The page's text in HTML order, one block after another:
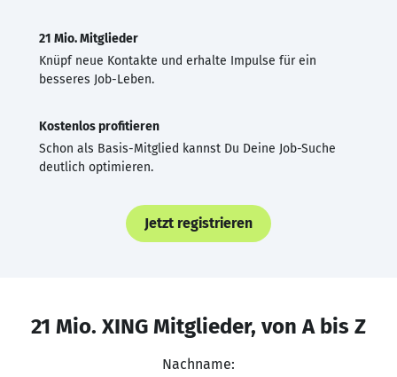
21 Mio. Mitglieder
Knüpf neue Kontakte und erhalte Impulse für ein
besseres Job-Leben.
Kostenlos profitieren
Schon als Basis-Mitglied kannst Du Deine Job-Suche
deutlich optimieren.
Jetzt registrieren
21 Mio. XING Mitglieder, von A bis Z
Nachname: